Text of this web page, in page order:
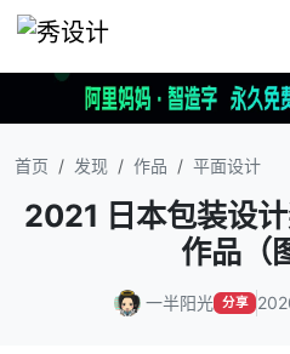
首页 发现 作品 平面设计
2021 日本包装设
作品（
一半阳光 分享